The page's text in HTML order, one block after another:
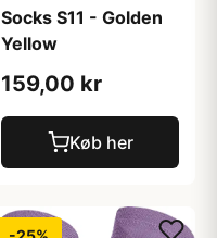
Socks S11 - Golden
Yellow
159,00 kr
Køb her